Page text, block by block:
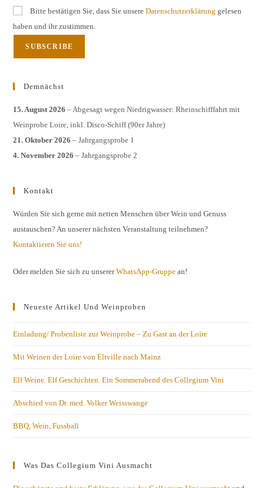
Bitte bestätigen Sie, dass Sie unsereDatenschutzerklärung gelesen
haben und ihr zustimmen.
Demnächst
15. August 2026 – Abgesagt wegen Niedrigwasser: Rheinschifffahrt mit
Weinprobe Loire, inkl. Disco-Schiff (90er Jahre)
21. Oktober 2026 – Jahrgangsprobe 1
4. November 2026 – Jahrgangsprobe 2
Kontakt
Würden Sie sich gerne mit netten Menschen über Wein und Genuss
austauschen? An unserer nächsten Veranstaltung teilnehmen?
Kontaktieren Sie uns!
Oder melden Sie sich zu unsererWhatsApp-Gruppe an!
Neueste Artikel Und Weinproben
Einladung/ Probenliste zur Weinprobe – Zu Gast an der Loire
Mit Weinen der Loire von Eltville nach Mainz
Elf Weine. Elf Geschichten. Ein Sommerabend des Collegium Vini
Abschied von Dr. med. Volker Weisswange
BBQ, Wein, Fussball
Was Das Collegium Vini Ausmacht